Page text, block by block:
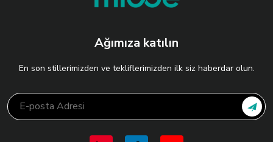
Ağımıza katılın
En son stillerimizden ve tekliflerimizden ilk siz haberdar olun.